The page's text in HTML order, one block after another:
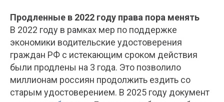
Продленные в 2022 году права пора менять
В 2022 году в рамках мер по поддержке
экономики водительские удостоверения
граждан РФ с истекающим сроком действия
были продлены на 3 года. Это позволило
миллионам россиян продолжить ездить со
старым удостоверением. В 2025 году документ